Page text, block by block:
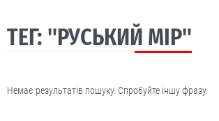
ТЕГ: "РУСЬКИЙ МІР"
Немає результатів пошуку. Спробуйте іншу фразу.